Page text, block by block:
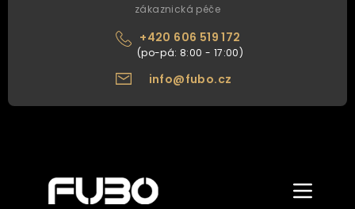
zákaznická péče
+420 606 519 172
info@fubo.cz
Zobrazit/
menu